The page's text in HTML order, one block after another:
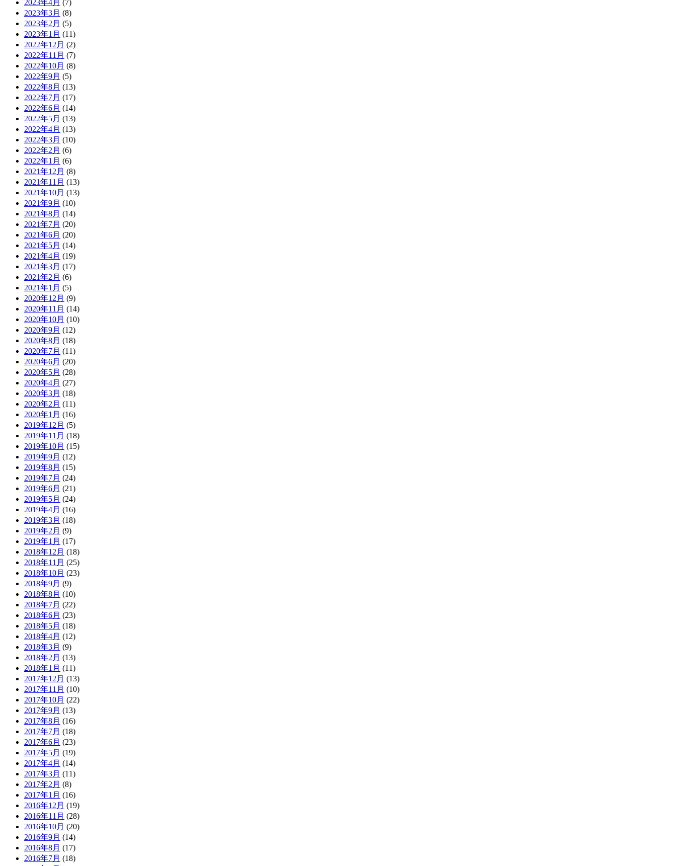
2023年4月 (7)
2023年3月 (8)
2023年2月 (5)
2023年1月 (11)
2022年12月 (2)
2022年11月 (7)
2022年10月 (8)
2022年9月 (5)
2022年8月 (13)
2022年7月 (17)
2022年6月 (14)
2022年5月 (13)
2022年4月 (13)
2022年3月 (10)
2022年2月 (6)
2022年1月 (6)
2021年12月 (8)
2021年11月 (13)
2021年10月 (13)
2021年9月 (10)
2021年8月 (14)
2021年7月 (20)
2021年6月 (20)
2021年5月 (14)
2021年4月 (19)
2021年3月 (17)
2021年2月 (6)
2021年1月 (5)
2020年12月 (9)
2020年11月 (14)
2020年10月 (10)
2020年9月 (12)
2020年8月 (18)
2020年7月 (11)
2020年6月 (20)
2020年5月 (28)
2020年4月 (27)
2020年3月 (18)
2020年2月 (11)
2020年1月 (16)
2019年12月 (5)
2019年11月 (18)
2019年10月 (15)
2019年9月 (12)
2019年8月 (15)
2019年7月 (24)
2019年6月 (21)
2019年5月 (24)
2019年4月 (16)
2019年3月 (18)
2019年2月 (9)
2019年1月 (17)
2018年12月 (18)
2018年11月 (25)
2018年10月 (23)
2018年9月 (9)
2018年8月 (10)
2018年7月 (22)
2018年6月 (23)
2018年5月 (18)
2018年4月 (12)
2018年3月 (9)
2018年2月 (13)
2018年1月 (11)
2017年12月 (13)
2017年11月 (10)
2017年10月 (22)
2017年9月 (13)
2017年8月 (16)
2017年7月 (18)
2017年6月 (23)
2017年5月 (19)
2017年4月 (14)
2017年3月 (11)
2017年2月 (8)
2017年1月 (16)
2016年12月 (19)
2016年11月 (28)
2016年10月 (20)
2016年9月 (14)
2016年8月 (17)
2016年7月 (18)